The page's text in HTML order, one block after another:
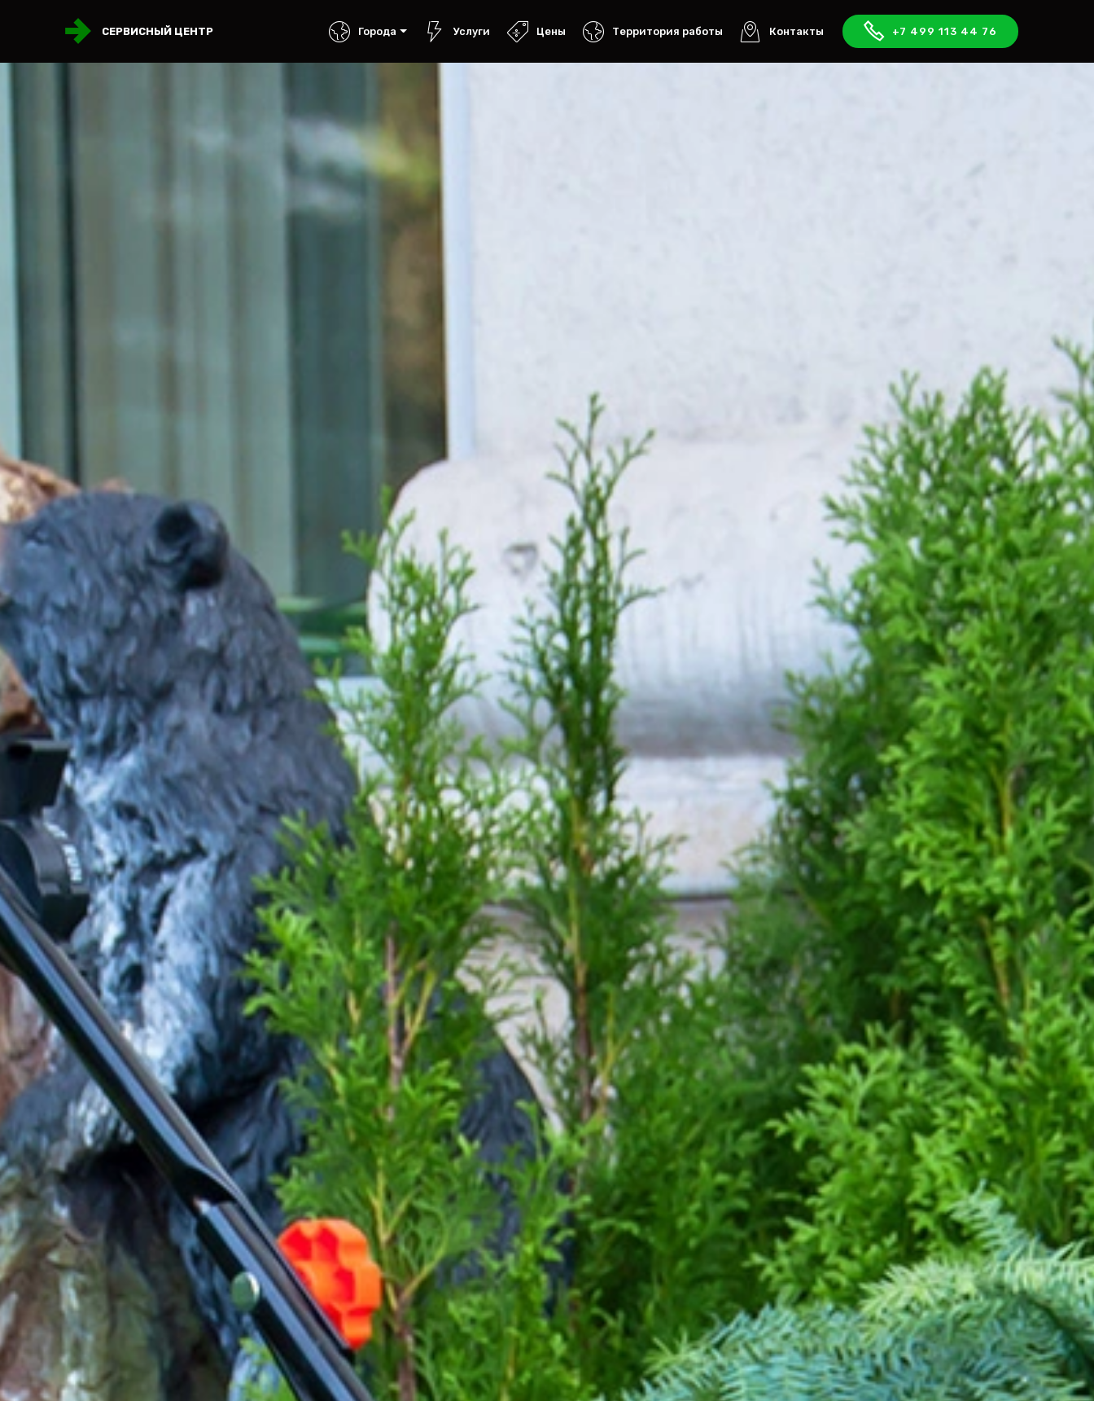
СЕРВИСНЫЙ ЦЕНТР Города Услуги Цены Территория работы Контакты +7 499 113 44 76